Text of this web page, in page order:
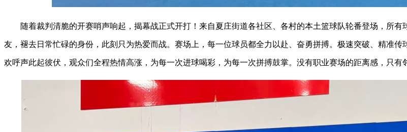
随着裁判清脆的开赛哨声响起，揭幕战正式开打！来自夏庄街道各社区、各村的本土篮球队轮番登场，所
友，褪去日常忙碌的身份，此刻只为热爱而战。赛场上，每一位球员都全力以赴、奋勇拼搏。极速突破、精准
欢呼声此起彼伏，观众们全程热情高涨，为每一次进球喝彩，为每一次拼搏鼓掌。没有职业赛场的距离感，只